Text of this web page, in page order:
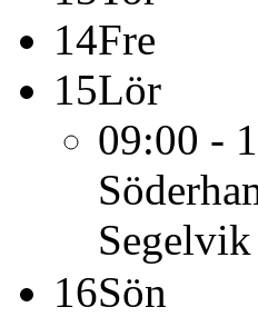
14Fre
15Lör
09:00 -
Segelvik
16Sön